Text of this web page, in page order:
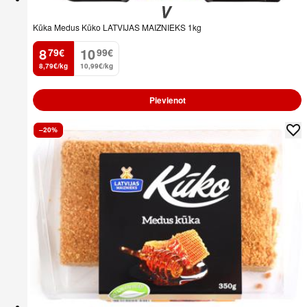
Kūka Medus Kūko LATVIJAS MAIZNIEKS 1kg
8
. 79€
8,79€/kg
10
. 99€
10,99€/kg
Pievienot
–20%